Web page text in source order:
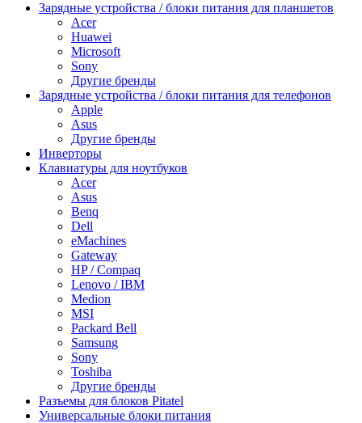
Зарядные устройства / блоки питания для планшетов
Acer
Huawei
Microsoft
Sony
Другие бренды
Зарядные устройства / блоки питания для телефонов
Apple
Asus
Другие бренды
Инверторы
Клавиатуры для ноутбуков
Acer
Asus
Benq
Dell
eMachines
Gateway
HP / Compaq
Lenovo / IBM
Medion
MSI
Packard Bell
Samsung
Sony
Toshiba
Другие бренды
Разъемы для блоков Pitatel
Универсальные блоки питания